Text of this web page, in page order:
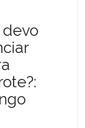
devo